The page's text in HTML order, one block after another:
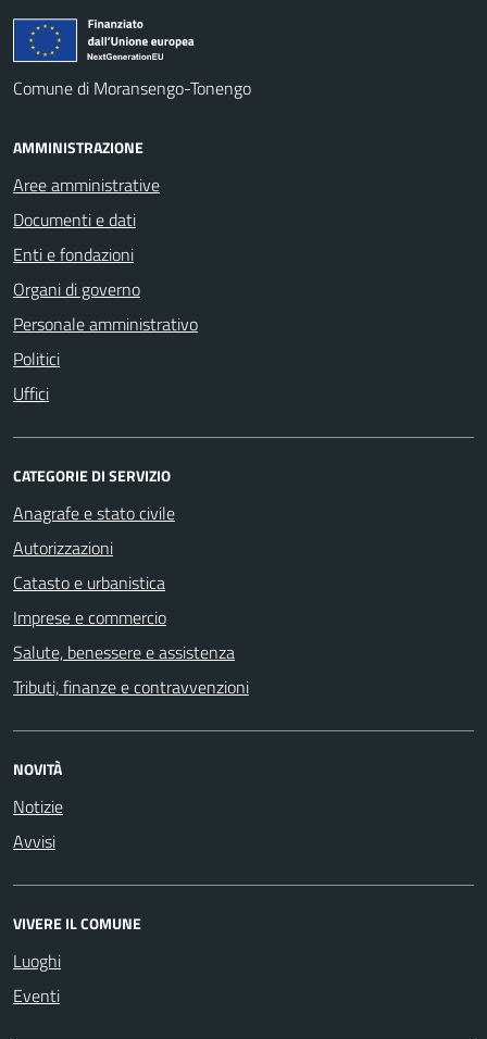
Comune di Moransengo-Tonengo
AMMINISTRAZIONE
Aree amministrative
Documenti e dati
Enti e fondazioni
Organi di governo
Personale amministrativo
Politici
Uffici
CATEGORIE DI SERVIZIO
Anagrafe e stato civile
Autorizzazioni
Catasto e urbanistica
Imprese e commercio
Salute, benessere e assistenza
Tributi, finanze e contravvenzioni
NOVITÀ
Notizie
Avvisi
VIVERE IL COMUNE
Luoghi
Eventi